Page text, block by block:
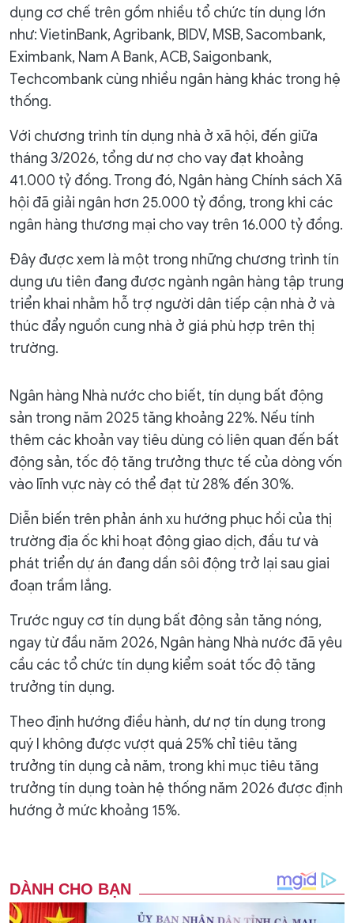
dụng cơ chế trên gồm nhiều tổ chức tín dụng lớn
như: VietinBank, Agribank, BIDV, MSB, Sacombank,
Eximbank, Nam A Bank, ACB, Saigonbank,
Techcombank cùng nhiều ngân hàng khác trong hệ
thống.
Với chương trình tín dụng nhà ở xã hội, đến giữa
tháng 3/2026, tổng dư nợ cho vay đạt khoảng
41.000 tỷ đồng. Trong đó, Ngân hàng Chính sách Xã
hội đã giải ngân hơn 25.000 tỷ đồng, trong khi các
ngân hàng thương mại cho vay trên 16.000 tỷ đồng.
Đây được xem là một trong những chương trình tín
dụng ưu tiên đang được ngành ngân hàng tập trung
triển khai nhằm hỗ trợ người dân tiếp cận nhà ở và
thúc đẩy nguồn cung nhà ở giá phù hợp trên thị
trường.
Ngân hàng Nhà nước cho biết, tín dụng bất động
sản trong năm 2025 tăng khoảng 22%. Nếu tính
thêm các khoản vay tiêu dùng có liên quan đến bất
động sản, tốc độ tăng trưởng thực tế của dòng vốn
vào lĩnh vực này có thể đạt từ 28% đến 30%.
Diễn biến trên phản ánh xu hướng phục hồi của thị
trường địa ốc khi hoạt động giao dịch, đầu tư và
phát triển dự án đang dần sôi động trở lại sau giai
đoạn trầm lắng.
Trước nguy cơ tín dụng bất động sản tăng nóng,
ngay từ đầu năm 2026, Ngân hàng Nhà nước đã yêu
cầu các tổ chức tín dụng kiểm soát tốc độ tăng
trưởng tín dụng.
Theo định hướng điều hành, dư nợ tín dụng trong
quý I không được vượt quá 25% chỉ tiêu tăng
trưởng tín dụng cả năm, trong khi mục tiêu tăng
trưởng tín dụng toàn hệ thống năm 2026 được định
hướng ở mức khoảng 15%.